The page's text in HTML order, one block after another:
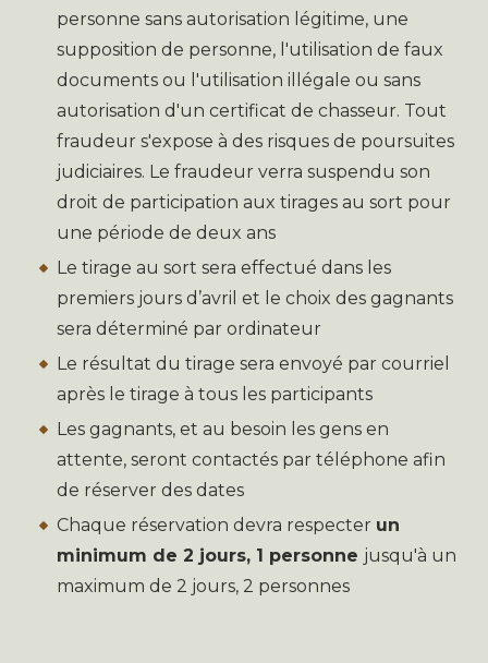
personne sans autorisation légitime, une
supposition de personne, l'utilisation de faux
documents ou l'utilisation illégale ou sans
autorisation d'un certificat de chasseur. Tout
fraudeur s'expose à des risques de poursuites
judiciaires. Le fraudeur verra suspendu son
droit de participation aux tirages au sort pour
une période de deux ans
Le tirage au sort sera effectué dans les
premiers jours d’avril et le choix des gagnants
sera déterminé par ordinateur
Le résultat du tirage sera envoyé par courriel
après le tirage à tous les participants
Les gagnants, et au besoin les gens en
attente, seront contactés par téléphone afin
de réserver des dates
Chaque réservation devra respecter un
minimum de 2 jours, 1 personne jusqu'à un
maximum de 2 jours, 2 personnes